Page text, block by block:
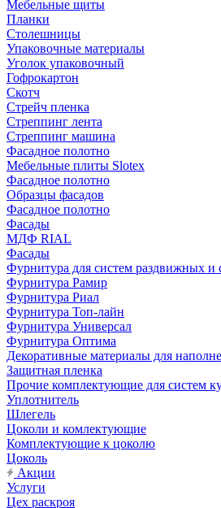
Мебельные щиты
Планки
Столешницы
Упаковочные материалы
Уголок упаковочный
Гофрокартон
Скотч
Стрейч пленка
Стреппинг лента
Стреппинг машина
Фасадное полотно
Мебельные плиты Slotex
Фасадное полотно
Образцы фасадов
Фасадное полотно
Фасады
МДФ RIAL
Фасады
Фурнитура для систем раздвижных и
Фурнитура Рамир
Фурнитура Риал
Фурнитура Топ-лайн
Фурнитура Универсал
Фурнитура Оптима
Декоративные материалы для
Защитная пленка
Прочие комплектующие для систем
Уплотнитель
Шлегель
Цоколи и комлектующие
Комплектующие к цоколю
Цоколь
Акции
Услуги
Цех раскроя